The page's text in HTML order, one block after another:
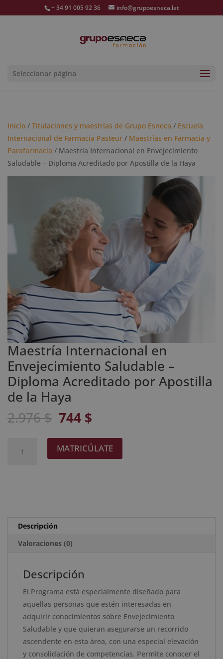
+ 34 91 005 92 36 info@grupoesneca.lat
Seleccionar página
Inicio / Titulaciones y maestrías de Grupo Esneca / Escuela
Internacional de Farmacia Pasteur / Maestrías en Farmacia y
Parafarmacia / Maestría Internacional en Envejecimiento
Saludable – Diploma Acreditado por Apostilla de la Haya
Maestría Internacional en
Envejecimiento Saludable –
Diploma Acreditado por Apostilla
de la Haya
2.976$ El
precio
original
era:
744 $
actual
es:
Internacional
Acreditado
por
cantidad
MATRICÚLATE
Descripción
Valoraciones (0)
Descripción
El Programa está especialmente diseñado para
aquellas personas que estén interesadas en
adquirir conocimientos sobre Envejecimiento
Saludable y que quieran asegurarse un recorrido
ascendente en esta área, con una especial elevación
y consolidación de competencias. Permite conocer el